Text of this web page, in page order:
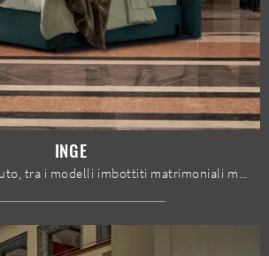
INGE
Il letto Inge in tessuto, tra i modelli imbottiti matrimoniali moderni di Dorelan Letti, è ideale per assicurarti il sonno più profondo.